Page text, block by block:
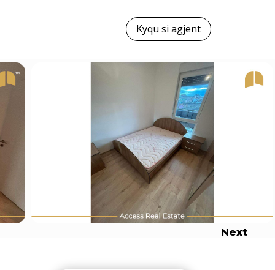
Kyqu si agjent
Next